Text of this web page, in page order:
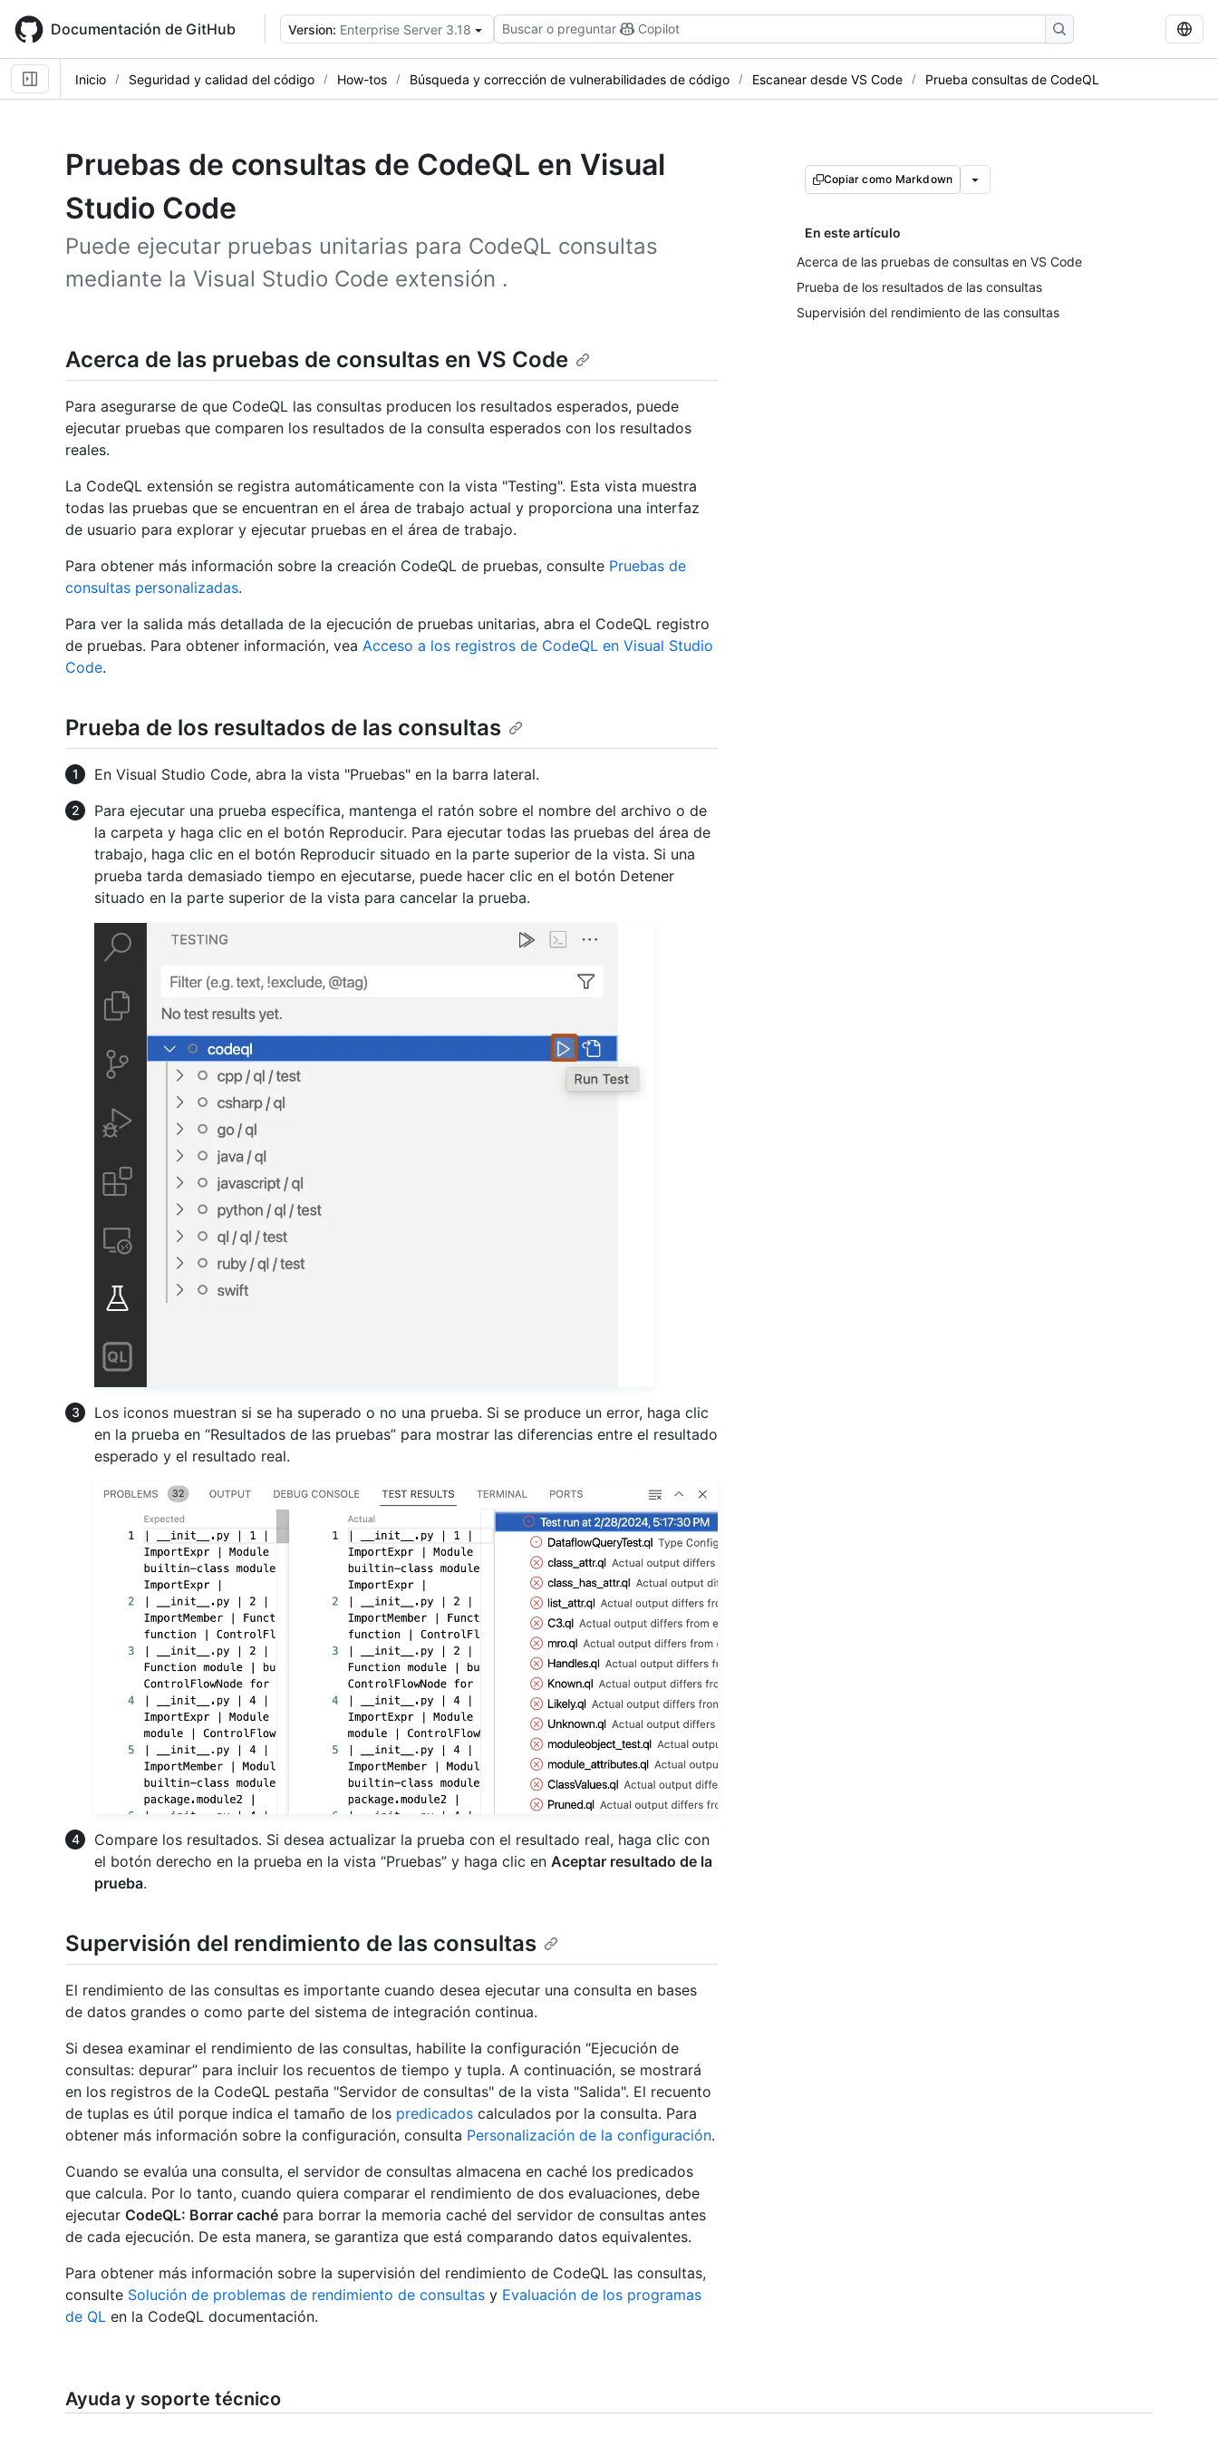
main
content
Documentación de GitHub Version: Enterprise Server 3.18 Buscar o preguntar Copilot
Inicio Seguridad y calidad del código How-tos Búsqueda y corrección de vulnerabilidades de código Escanear desde VS Code Prueba consultas de CodeQL
Pruebas de consultas de CodeQL en Visual
Studio Code
Puede ejecutar pruebas unitarias para CodeQL consultas
mediante la Visual Studio Code extensión .
Copiar como Markdown
En este artículo
Acerca de las pruebas de consultas en VS Code
Prueba de los resultados de las consultas
Supervisión del rendimiento de las consultas
Acerca de las pruebas de consultas en VS Code
Para asegurarse de que CodeQL las consultas producen los resultados esperados, puede
ejecutar pruebas que comparen los resultados de la consulta esperados con los resultados
reales.
La CodeQL extensión se registra automáticamente con la vista "Testing". Esta vista muestra
todas las pruebas que se encuentran en el área de trabajo actual y proporciona una interfaz
de usuario para explorar y ejecutar pruebas en el área de trabajo.
Para obtener más información sobre la creación CodeQL de pruebas, consulte Pruebas de
consultas personalizadas.
Para ver la salida más detallada de la ejecución de pruebas unitarias, abra el CodeQL registro
de pruebas. Para obtener información, vea Acceso a los registros de CodeQL en Visual Studio
Code.
Prueba de los resultados de las consultas
En Visual Studio Code, abra la vista "Pruebas" en la barra lateral.
Para ejecutar una prueba específica, mantenga el ratón sobre el nombre del archivo o de
la carpeta y haga clic en el botón Reproducir. Para ejecutar todas las pruebas del área de
trabajo, haga clic en el botón Reproducir situado en la parte superior de la vista. Si una
prueba tarda demasiado tiempo en ejecutarse, puede hacer clic en el botón Detener
situado en la parte superior de la vista para cancelar la prueba.
Los iconos muestran si se ha superado o no una prueba. Si se produce un error, haga clic
en la prueba en “Resultados de las pruebas” para mostrar las diferencias entre el resultado
esperado y el resultado real.
Compare los resultados. Si desea actualizar la prueba con el resultado real, haga clic con
el botón derecho en la prueba en la vista “Pruebas” y haga clic en Aceptar resultado de la
prueba.
Supervisión del rendimiento de las consultas
El rendimiento de las consultas es importante cuando desea ejecutar una consulta en bases
de datos grandes o como parte del sistema de integración continua.
Si desea examinar el rendimiento de las consultas, habilite la configuración “Ejecución de
consultas: depurar” para incluir los recuentos de tiempo y tupla. A continuación, se mostrará
en los registros de la CodeQL pestaña "Servidor de consultas" de la vista "Salida". El recuento
de tuplas es útil porque indica el tamaño de los predicados calculados por la consulta. Para
obtener más información sobre la configuración, consulta Personalización de la configuración.
Cuando se evalúa una consulta, el servidor de consultas almacena en caché los predicados
que calcula. Por lo tanto, cuando quiera comparar el rendimiento de dos evaluaciones, debe
ejecutar CodeQL: Borrar caché para borrar la memoria caché del servidor de consultas antes
de cada ejecución. De esta manera, se garantiza que está comparando datos equivalentes.
Para obtener más información sobre la supervisión del rendimiento de CodeQL las consultas,
consulte Solución de problemas de rendimiento de consultas y Evaluación de los programas
de QL en la CodeQL documentación.
Ayuda y soporte técnico